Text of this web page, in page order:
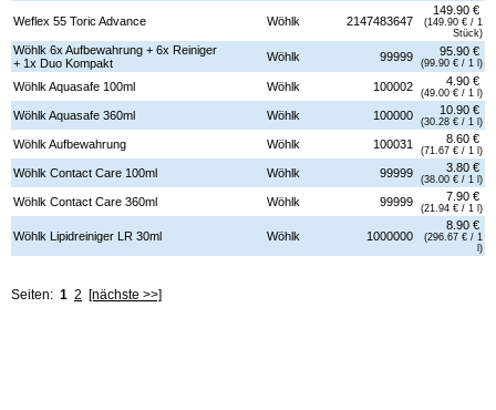
Weflex 55 Toric Advance Wöhlk 2147483647
149.90 €
(149.90 € / 1
Stück)
Wöhlk 6x Aufbewahrung + 6x Reiniger
+ 1x Duo Kompakt
Wöhlk 99999 95.90 €
(99.90 € / 1 l)
Wöhlk Aquasafe 100ml Wöhlk 100002 4.90 €
(49.00 € / 1 l)
Wöhlk Aquasafe 360ml Wöhlk 100000 10.90 €
(30.28 € / 1 l)
Wöhlk Aufbewahrung Wöhlk 100031 8.60 €
(71.67 € / 1 l)
Wöhlk Contact Care 100ml Wöhlk 99999 3.80 €
(38.00 € / 1 l)
Wöhlk Contact Care 360ml Wöhlk 99999 7.90 €
(21.94 € / 1 l)
Wöhlk Lipidreiniger LR 30ml Wöhlk 1000000
8.90 €
(296.67 € / 1
l)
Seiten: 1 2 [nächste >>]